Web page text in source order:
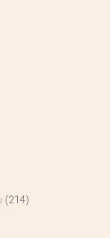
(214)